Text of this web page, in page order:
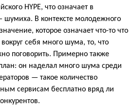
HYPE, что означает в
В контексте молодежного
которое означает что-то что
себя много шума, то, что
поговорить. Примерно также
он наделал много шума среди
— такое количество
сервисам бесплатно вряд ли